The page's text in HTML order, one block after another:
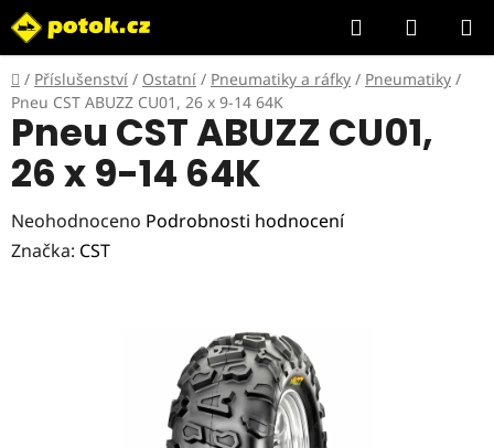
Přejít
na
obsah
Hledat
KOŠÍK
Domů
/ Příslušenství / Ostatní / Pneumatiky a ráfky / Pneumatiky /
Pneu CST ABUZZ CU01, 26 x 9-14 64K
Pneu CST ABUZZ CU01,
26 x 9-14 64K
Průměrné
hodnocení
Neohodnoceno Podrobnosti hodnocení
Značka: CST